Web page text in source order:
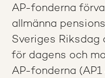
AP-fonderna
allmänna
Sveriges Riksdag
för dagens och
AP-fonderna